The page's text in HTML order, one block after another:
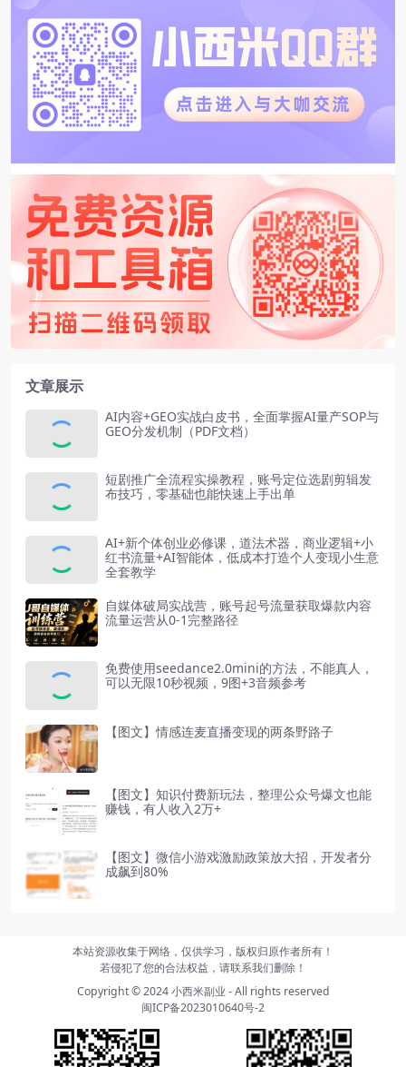
文章展示
AI内容+GEO实战白皮书，全面掌握AI量产SOP与
GEO分发机制（PDF文档）
短剧推广全流程实操教程，账号定位选剧剪辑发
布技巧，零基础也能快速上手出单
AI+新个体创业必修课，道法术器，商业逻辑+小
红书流量+AI智能体，低成本打造个人变现小生意
全套教学
自媒体破局实战营，账号起号流量获取爆款内容
流量运营从0-1完整路径
免费使用seedance2.0mini的方法，不能真人，
可以无限10秒视频，9图+3音频参考
【图文】情感连麦直播变现的两条野路子
【图文】知识付费新玩法，整理公众号爆文也能
赚钱，有人收入2万+
【图文】微信小游戏激励政策放大招，开发者分
成飙到80%
本站资源收集于网络，仅供学习，版权归原作者所有！
若侵犯了您的合法权益，请联系我们删除！
Copyright © 2024小西米副业 - All rights reserved
闽ICP备2023010640号-2